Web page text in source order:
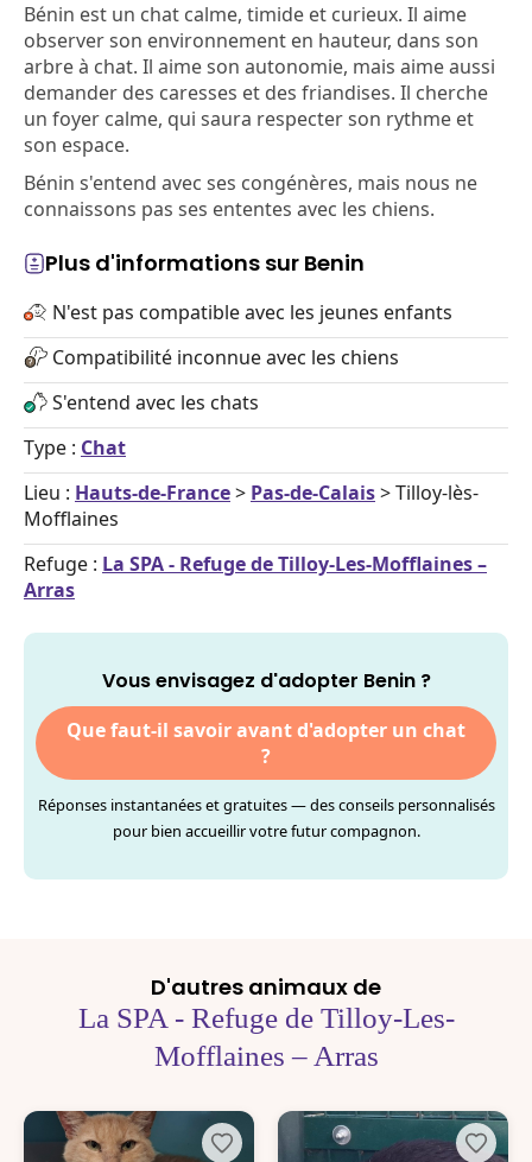
Bénin est un chat calme, timide et curieux. Il aime
observer son environnement en hauteur, dans son
arbre à chat. Il aime son autonomie, mais aime aussi
demander des caresses et des friandises. Il cherche
un foyer calme, qui saura respecter son rythme et
son espace.
Bénin s'entend avec ses congénères, mais nous ne
connaissons pas ses ententes avec les chiens.
Plus d'informations sur Benin
N'est pas compatible avec les jeunes enfants
Compatibilité inconnue avec les chiens
S'entend avec les chats
Type : Chat
Lieu : Hauts-de-France> Pas-de-Calais> Tilloy-lès-
Mofflaines
Refuge : La SPA - Refuge de Tilloy-Les-Mofflaines –
Arras
Vous envisagez d'adopter Benin ?
Que faut-il savoir avant d'adopter un chat
?
Réponses instantanées et gratuites — des conseils personnalisés
pour bien accueillir votre futur compagnon.
D'autres animaux de
La SPA - Refuge de Tilloy-Les-
Mofflaines – Arras